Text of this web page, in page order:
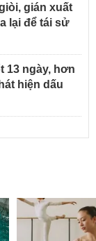
gián xuất
lại để tái sử
13 ngày, hơn
hiện dấu